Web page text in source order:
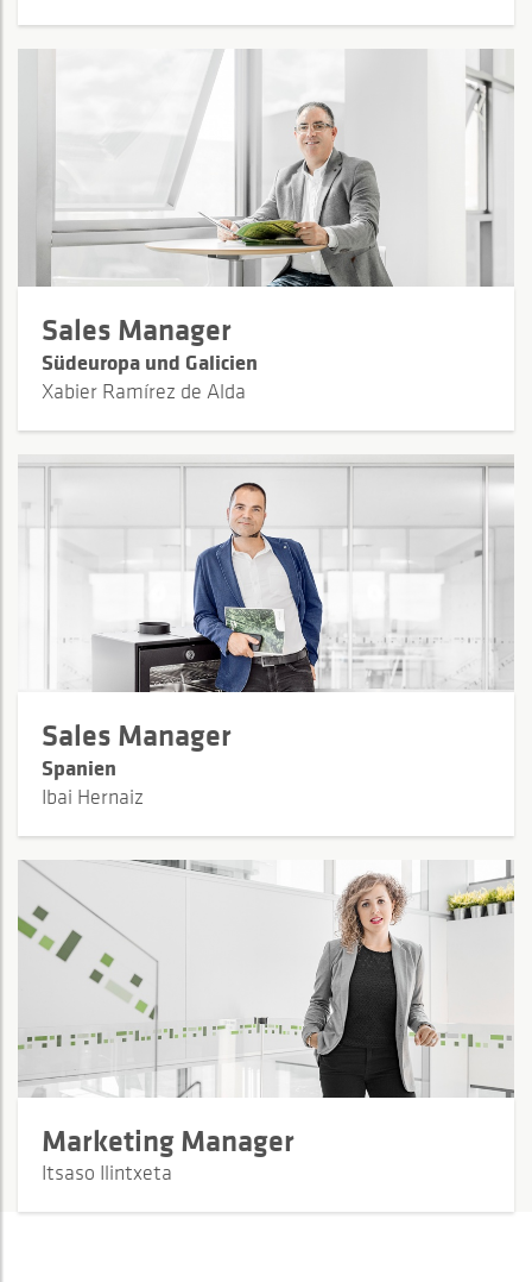
Sales Manager
Südeuropa und Galicien
Xabier Ramírez de Alda
Sales Manager
Spanien
Ibai Hernaiz
Marketing Manager
Itsaso Ilintxeta